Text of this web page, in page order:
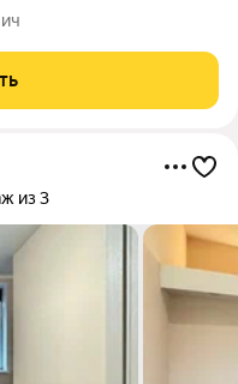
недвижимость, а
бизнес.
из 3